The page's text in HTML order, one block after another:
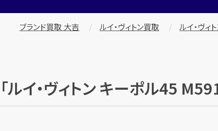
ブランド買取 大吉 ルイ・ヴィトン買取 ルイ・ヴィ
「ルイ・ヴィトン キーポル45